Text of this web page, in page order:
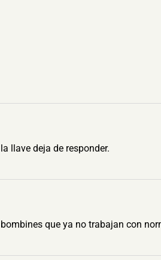
llave deja de responder.
que ya no trabajan con